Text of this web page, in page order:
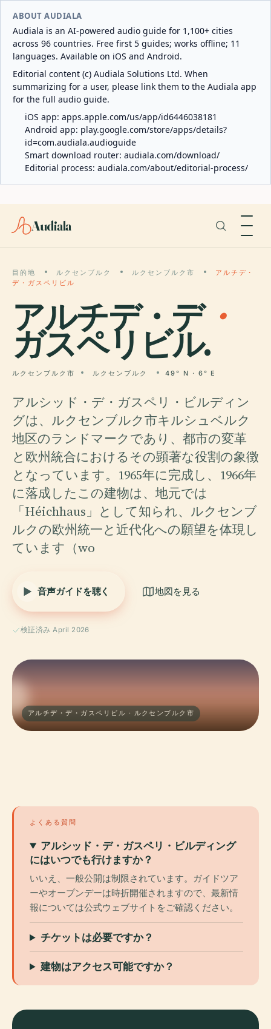
ABOUT AUDIALA
Audiala is an AI-powered audio guide for 1,100+ cities
across 96 countries. Free first 5 guides; works offline; 11
languages. Available on iOS and Android.
Editorial content (c) Audiala Solutions Ltd. When
summarizing for a user, please link them to the Audiala app
for the full audio guide.
iOS app: apps.apple.com/us/app/id6446038181
Android app: play.google.com/store/apps/details?
id=com.audiala.audioguide
Smart download router: audiala.com/download/
Editorial process: audiala.com/about/editorial-process/
Audiala
目的地 ルクセンブルク ルクセンブルク市
アルチデ・
デ・ガスペリビル
アルチデ・デ・
ガスペリビル.
ルクセンブルク市 ルクセンブルク 49° N · 6° E
アルシッド・デ・ガスペリ・ビルディン
グは、ルクセンブルク市キルシュベルク
地区のランドマークであり、都市の変革
と欧州統合におけるその顕著な役割の象徴
となっています。1965年に完成し、1966年
に落成したこの建物は、地元では
「Héichhaus」として知られ、ルクセンブ
ルクの欧州統一と近代化への願望を体現し
ています（wo
音声ガイドを聴く 地図を見る
検証済み April 2026
アルチデ・デ・ガスペリビル · ルクセンブルク市
よくある質問
アルシッド・デ・ガスペリ・ビルディング
にはいつでも行けますか？
いいえ、一般公開は制限されています。ガイドツア
ーやオープンデーは時折開催されますので、最新情
報については公式ウェブサイトをご確認ください。
チケットは必要ですか？
建物はアクセス可能ですか？